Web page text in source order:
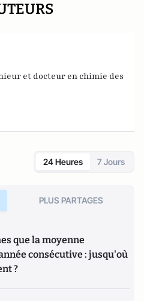
et docteur en chimie des
24 Heures 7 Jours
PLUS PARTAGES
que la moyenne
consécutive : jusqu'où
?